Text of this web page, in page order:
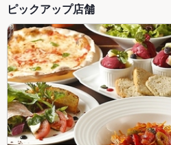
ピックアップ店舗